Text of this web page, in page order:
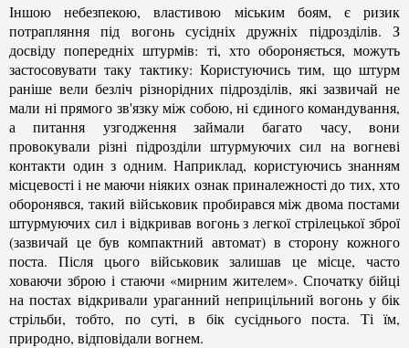
Іншою небезпекою, властивою міським боям, є ризик
потрапляння під вогонь сусідніх дружніх підрозділів. З
досвіду попередніх штурмів: ті, хто обороняється, можуть
застосовувати таку тактику: Користуючись тим, що штурм
раніше вели безліч різнорідних підрозділів, які зазвичай не
мали ні прямого зв'язку між собою, ні єдиного командування,
а питання узгодження займали багато часу, вони
провокували різні підрозділи штурмуючих сил на вогневі
контакти один з одним. Наприклад, користуючись знанням
місцевості і не маючи ніяких ознак приналежності до тих, хто
оборонявся, такий військовик пробирався між двома постами
штурмуючих сил і відкривав вогонь з легкої стрілецької зброї
(зазвичай це був компактний автомат) в сторону кожного
поста. Після цього військовик залишав це місце, часто
ховаючи зброю і стаючи «мирним жителем». Спочатку бійці
на постах відкривали ураганний неприцільний вогонь у бік
стрільби, тобто, по суті, в бік сусіднього поста. Ті їм,
природно, відповідали вогнем.